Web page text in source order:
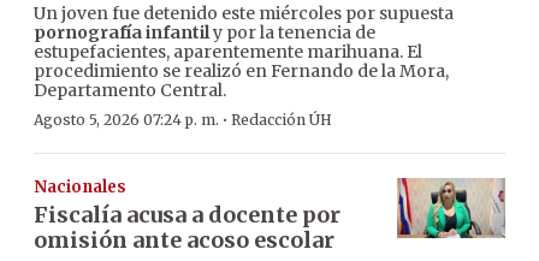
Un joven fue detenido este miércoles por supuesta
pornografía infantily por la tenencia de
estupefacientes, aparentemente marihuana. El
procedimiento se realizó en Fernando de la Mora,
Departamento Central.
Agosto 5, 2026 07:24 p. m. · Redacción ÚH
Nacionales
Fiscalía acusa a docente por
omisión ante acoso escolar